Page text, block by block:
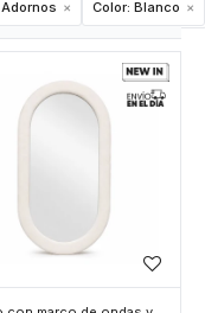
Adornos Color: Blanco